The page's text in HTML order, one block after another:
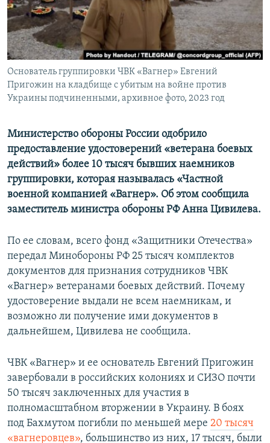
ПОБЕДИТЕЛЕЙ НЕ СУДЯТ?
КРЫМ.НЕПОКОРЕННЫЙ
ELIFBE
УКРАИНСКАЯ ПРОБЛЕМА КРЫМА
ПРИСОЕДИНЯЙТЕСЬ!
Все сайты RFE/RL
Основатель группировки ЧВК «Вагнер» Евгений
Пригожин на кладбище с убитым на войне против
Украины подчиненными, архивное фото, 2023 год
Министерство обороны России одобрило
предоставление удостоверений «ветерана боевых
действий» более 10 тысяч бывших наемников
группировки, которая называлась «Частной
военной компанией «Вагнер». Об этом сообщила
заместитель министра обороны РФ Анна Цивилева.
По ее словам, всего фонд «Защитники Отечества»
передал Минобороны РФ 25 тысяч комплектов
документов для признания сотрудников ЧВК
«Вагнер» ветеранами боевых действий. Почему
удостоверение выдали не всем наемникам, и
возможно ли получение ими документов в
дальнейшем, Цивилева не сообщила.
ЧВК «Вагнер» и ее основатель Евгений Пригожин
завербовали в российских колониях и СИЗО почти
50 тысяч заключенных для участия в
полномасштабном вторжении в Украину. В боях
под Бахмутом погибли по меньшей мере 20 тысяч
«вагнеровцев», большинство из них, 17 тысяч, были